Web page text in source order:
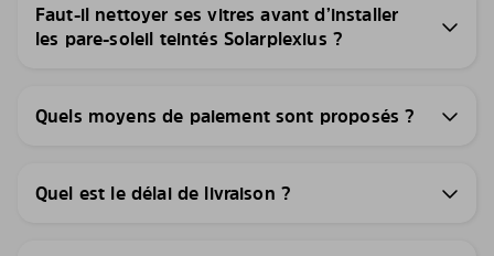
Faut-il nettoyer ses vitres avant d’installer
les pare-soleil teintés Solarplexius ?
Quels moyens de paiement sont proposés ?
Quel est le délai de livraison ?